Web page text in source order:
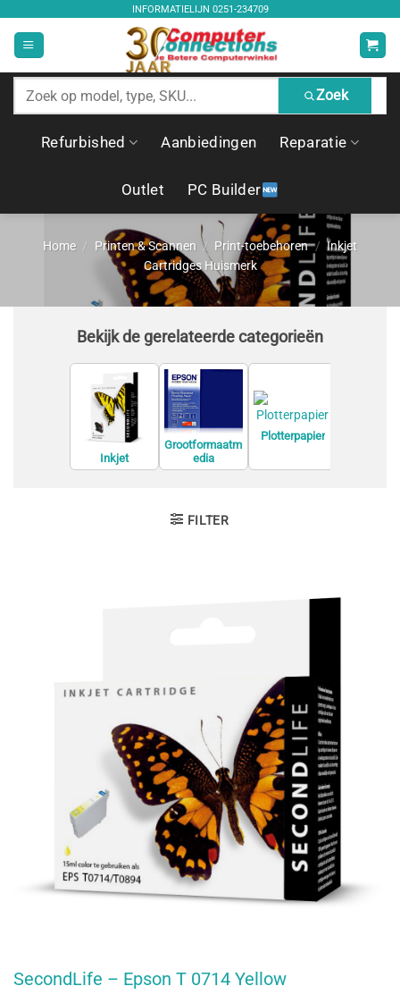
inhoud
INFORMATIELIJN 0251-234709
Zoek
producten
Zoek
Refurbished Aanbiedingen Reparatie
Outlet PC Builder
Home / Printen & Scannen / Print-toebehoren / Inkjet
Cartridges Huismerk
Bekijk de gerelateerde categorieën
Inkjet
Cartridges
Grootformaatm
edia
Plotterpapier
FILTER
SecondLife – Epson T 0714 Yellow